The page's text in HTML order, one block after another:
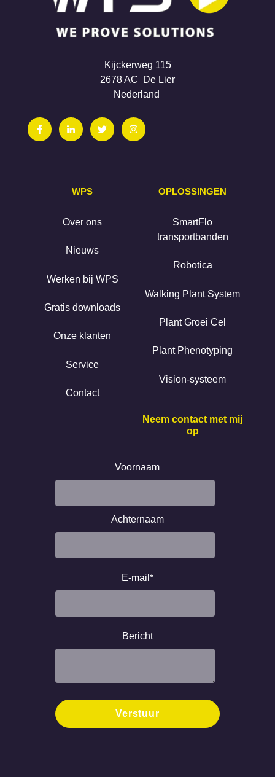
Kijckerweg 115
2678 AC De Lier
Nederland
WPS
Over ons
Nieuws
Werken bij WPS
Gratis downloads
Onze klanten
Service
Contact
OPLOSSINGEN
SmartFlo
transportbanden
Robotica
Walking Plant System
Plant Groei Cel
Plant Phenotyping
Vision-systeem
Neem contact met mij
op
Voornaam
Achternaam
E-mail *
Bericht